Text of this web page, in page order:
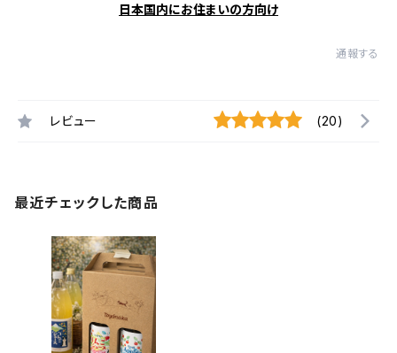
日本国内にお住まいの方向け
通報する
レビュー (20)
最近チェックした商品